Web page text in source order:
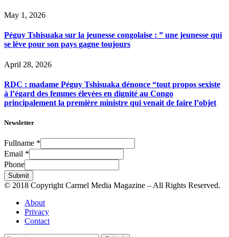
May 1, 2026
Péguy Tshisuaka sur la jeunesse congolaise : ” une jeunesse qui
se lève pour son pays gagne toujours
April 28, 2026
RDC : madame Péguy Tshisuaka dénonce “tout propos sexiste
à l’égard des femmes élevées en dignité au Congo
principalement la première ministre qui venait de faire l’objet
Newsletter
Fullname *
Email *
Phone
Submit
© 2018 Copyright Carmel Media Magazine – All Rights Reserved.
About
Privacy
Contact